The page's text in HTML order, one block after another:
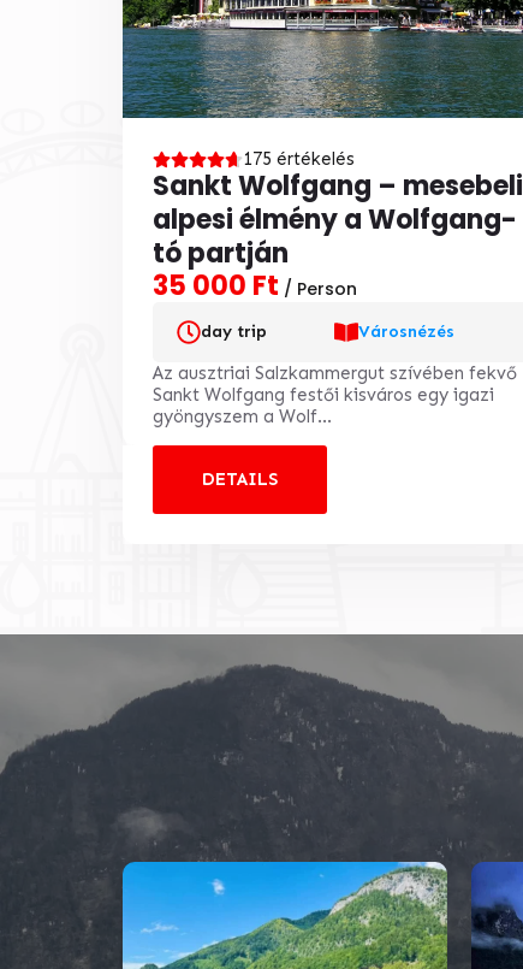
175 értékelés
Sankt Wolfgang – mesebeli
alpesi élmény a Wolfgang-
tó partján
35 000 Ft / Person
day trip Városnézés
Az ausztriai Salzkammergut szívében fekvő
Sankt Wolfgang festői kisváros egy igazi
gyöngyszem a Wolf...
DETAILS